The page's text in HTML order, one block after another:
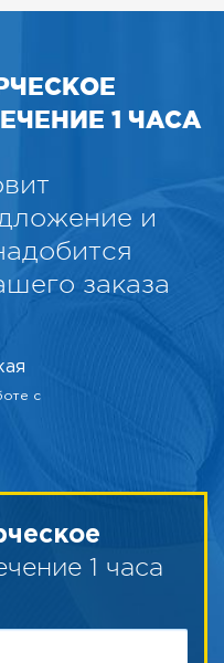
1 ЧАСА
и
заказа
с
1 часа